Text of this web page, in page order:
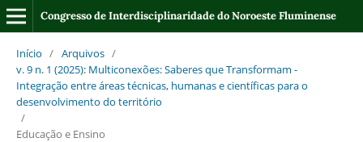
Congresso de Interdisciplinaridade do Noroeste Fluminense
Início / Arquivos /
v. 9 n. 1 (2025): Multiconexões: Saberes que Transformam -
Integração entre áreas técnicas, humanas e científicas para o
desenvolvimento do território
/
Educação e Ensino